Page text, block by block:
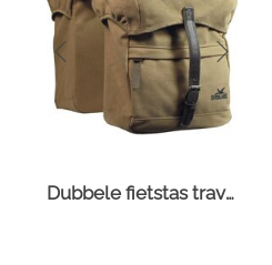
Dubbele fietstas travel canvas